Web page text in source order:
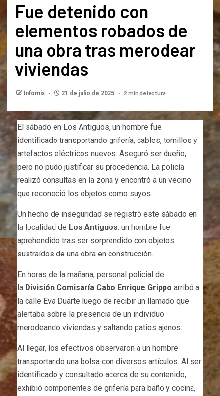
Fue detenido con
elementos robados de
una obra tras merodear
viviendas
Infomix 21 de julio de 2025 2 min de lectura
El sábado en Los Antiguos, un hombre fue
identificado transportando grifería, cables, tornillos y
artefactos eléctricos nuevos. Aseguró ser dueño,
pero no pudo justificar su procedencia. La policía
realizó consultas en la zona y encontró a un vecino
que reconoció los objetos como suyos.
Un hecho de inseguridad se registró este sábado en
la localidad de Los Antiguos: un hombre fue
aprehendido tras ser sorprendido con objetos
sustraídos de una obra en construcción.
En horas de la mañana, personal policial de
la División Comisaría Cabo Enrique Grippo arribó a
la calle Eva Duarte luego de recibir un llamado que
alertaba sobre la presencia de un individuo
merodeando viviendas y saltando patios ajenos.
Al llegar, los efectivos observaron a un hombre
transportando una bolsa con diversos artículos. Al ser
identificado y consultado acerca de su contenido,
exhibió componentes de grifería para baño y cocina,